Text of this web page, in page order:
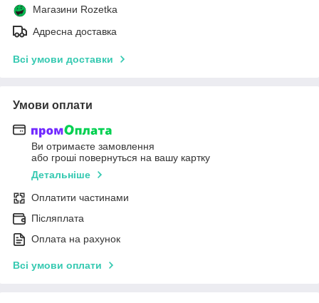
Магазини Rozetka
Адресна доставка
Всі умови доставки
Умови оплати
Ви отримаєте замовлення
або гроші повернуться на вашу картку
Детальніше
Оплатити частинами
Післяплата
Оплата на рахунок
Всі умови оплати